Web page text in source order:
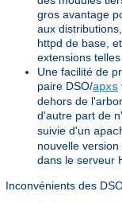
gros avantage
aux
httpd de base,
extensions
Une facilité de
paire DSO/apxs
dehors de
d'autre part de
suivie d'un
nouvelle
dans le serveur
Inconvénients des